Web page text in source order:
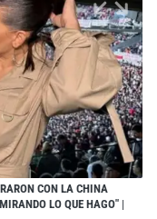
CON LA CHINA
LO QUE HAGO" |